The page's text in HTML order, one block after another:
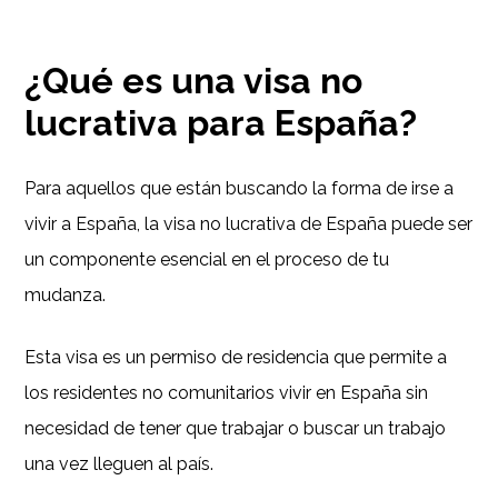
¿Qué es una visa no
lucrativa para España?
Para aquellos que están buscando la forma de irse a
vivir a España, la visa no lucrativa de España puede ser
un componente esencial en el proceso de tu
mudanza.
Esta visa es un permiso de residencia que permite a
los residentes no comunitarios vivir en España sin
necesidad de tener que trabajar o buscar un trabajo
una vez lleguen al país.